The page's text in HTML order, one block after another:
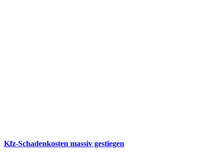
Kfz-Schadenkosten massiv gestiegen